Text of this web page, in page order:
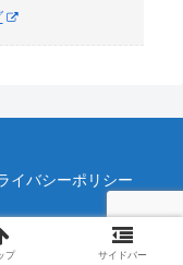
イバシーポリシー
.
プ サイドバー